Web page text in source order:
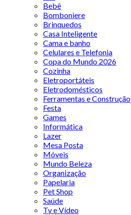
Bebê
Bomboniere
Brinquedos
Casa Inteligente
Cama e banho
Celulares e Telefonia
Copa do Mundo 2026
Cozinha
Eletroportáteis
Eletrodomésticos
Ferramentas e Construção
Festa
Games
Informática
Lazer
Mesa Posta
Móveis
Mundo Beleza
Organização
Papelaria
Pet Shop
Saúde
Tv e Vídeo